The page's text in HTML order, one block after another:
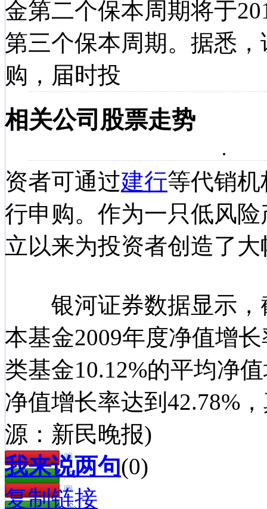
金第二个保本周期将于
第三个保本周期。据悉
购，届时投
相关公司股票走势
资者可通过建行等代销
行申购。作为一只低风
立以来为投资者创造了
银河证券数据显示，
本基金2009年度净值增
类基金10.12%的平均净
净值增长率达到42.78%
源：新民晚报)
我来说两句(0)
复制链接